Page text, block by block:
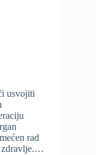
usvojiti
rad
zdravlje.…